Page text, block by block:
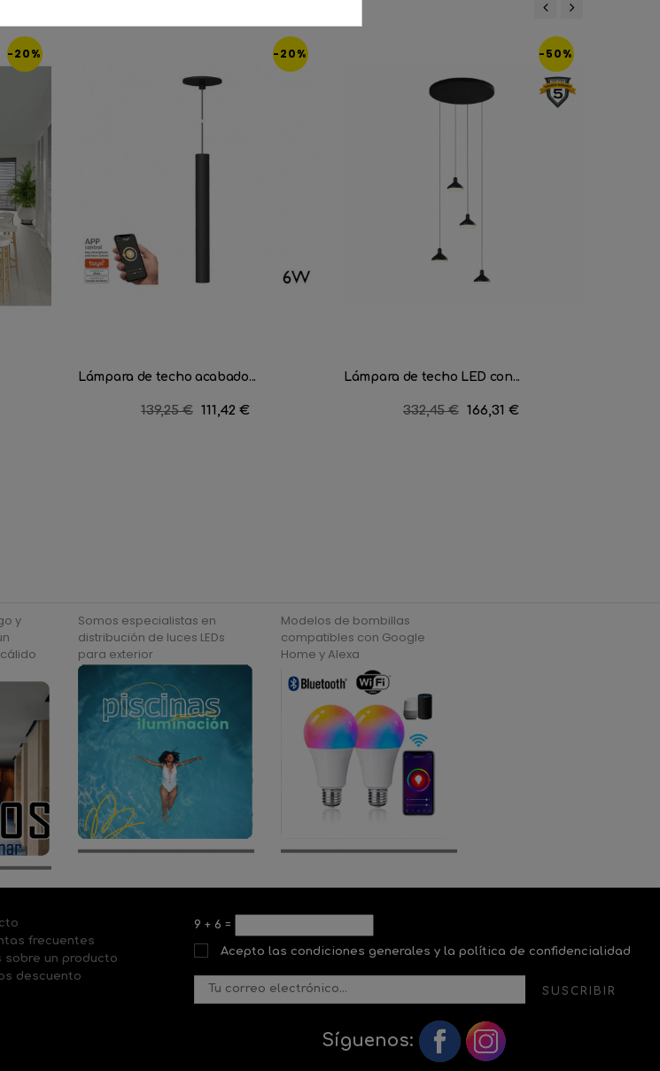
-20% -20%
Lámpara de techo acabado...
Precio
139,25 € Precio
111,42 €
-50%
Lámpara de techo LED con...
Precio
332,45 € Precio
166,31 €
y
Somos especialistas en
distribución de luces LEDs
para exterior
Modelos de bombillas
compatibles con Google
Home y Alexa
frecuentes
sobre un producto
descuento
9 + 6 =
Acepto las condiciones generales y la política de confidencialidad
SUSCRIBIR
Síguenos: